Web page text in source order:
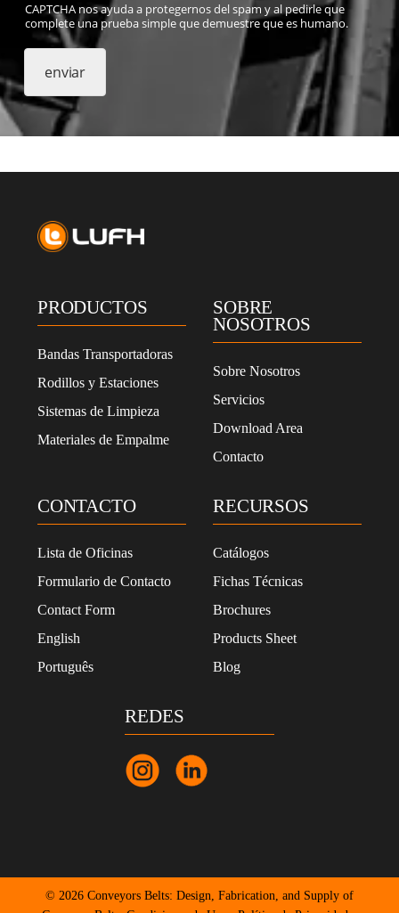
o
y
a
p
o
a
CAPTCHA nos ayuda a protegernos del spam y al pedirle que
complete una prueba simple que demuestre que es humano.
enviar
PRODUCTOS
Bandas Transportadoras
Rodillos y Estaciones
Sistemas de Limpieza
Materiales de Empalme
SOBRE
NOSOTROS
Sobre Nosotros
Servicios
Download Area
Contacto
CONTACTO
Lista de Oficinas
Formulario de Contacto
Contact Form
English
Português
RECURSOS
Catálogos
Fichas Técnicas
Brochures
Products Sheet
Blog
REDES
© 2026 Conveyors Belts: Design, Fabrication, and Supply of